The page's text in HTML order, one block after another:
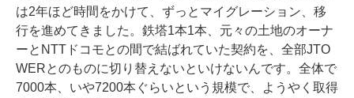
は2年ほど時間をかけて、ずっとマイグレーション、移
行を進めてきました。鉄塔1本1本、元々の土地のオーナ
ーとNTTドコモとの間で結ばれていた契約を、全部JTO
WERとのものに切り替えないといけないんです。全体で
7000本、いや7200本ぐらいという規模で、ようやく取得